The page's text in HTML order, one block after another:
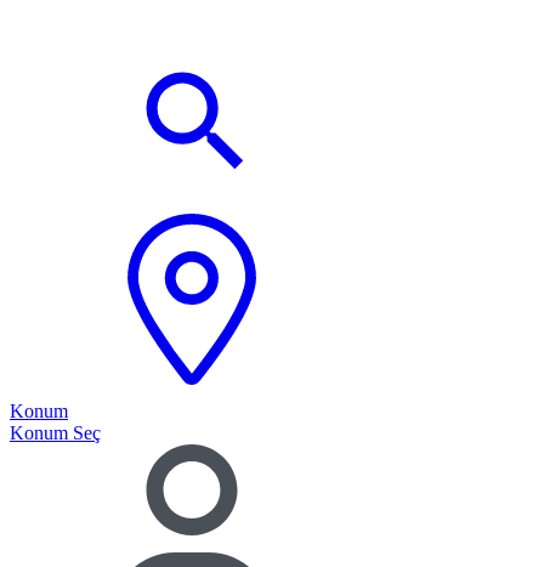
Konum
Konum Seç